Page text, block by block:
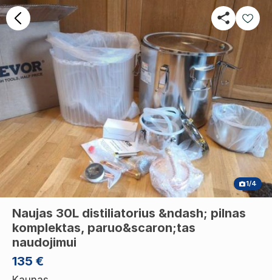
1/4
135 €
Naujas 30L distiliatorius &ndash; pilnas
komplektas, paruo&scaron;tas
naudojimui